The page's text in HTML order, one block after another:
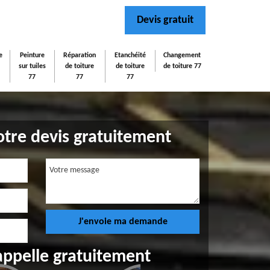
Devis gratuit
Peinture
sur tuiles
77
Réparation
de toiture
77
Etanchéité
de toiture
77
Changement
de toiture 77
devis gratuitement
gratuitement